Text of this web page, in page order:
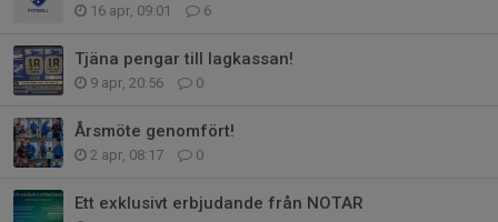
16 apr, 09:01 6
Tjäna pengar till lagkassan!
9 apr, 20:56 0
Årsmöte genomfört!
2 apr, 08:17 0
Ett exklusivt erbjudande från NOTAR